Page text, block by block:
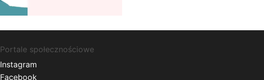
Portale społecznościowe
Instagram
Facebook